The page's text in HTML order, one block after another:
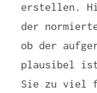
erstellen.
der
ob der
plausibel
Sie zu viel